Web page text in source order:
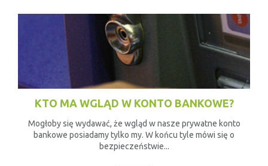
KTO MA WGLĄD W KONTO BANKOWE?
Mogłoby się wydawać, że wgląd w nasze prywatne konto
bankowe posiadamy tylko my. W końcu tyle mówi się o
bezpieczeństwie...